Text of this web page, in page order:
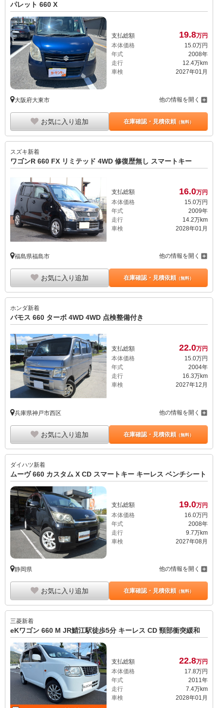
パレット 660 X
支払総額 19.8万円
本体価格
15.0万円
年式
2008年
走行
12.4万km
車検
2027年01月
大阪府大東市 他の情報を開く
お気に入り追加 在庫確認・見積依頼（無料）
スズキ新着
ワゴンR 660 FX リミテッド 4WD 修復歴無し スマートキー
支払総額 16.0万円
本体価格
15. 0万円
年式
2009年
走行
14.2万km
車検
2028年01月
福島県福島市 他の情報を開く
お気に入り追加 在庫確認・見積依頼（無料）
ホンダ新着
バモス 660 ターボ 4WD 4WD 点検整備付き
支払総額 22.0万円
本体価格
15.0万円
年式
2004年
走行
16.3万km
車検
2027年12月
兵庫県神戸市西区 他の情報を開く
お気に入り追加 在庫確認・見積依頼（無料）
ダイハツ新着
ムーヴ 660 カスタム X CD スマートキー キーレス ベンチシート
支払総額 19.0万円
本体価格
16. 0万円
年式
2008年
走行
9.7万km
車検
2027年08月
静岡県 他の情報を開く
お気に入り追加 在庫確認・見積依頼（無料）
三菱新着
eKワゴン 660 M JR鯖江駅徒歩5分 キーレス CD 頸部衝突緩和
支払総額 22.8万円
本体価格
17.8万円
年式
2011年
走行
7.4万km
車検
2028年01月